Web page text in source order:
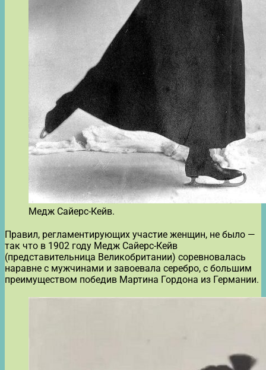
Медж Сайерс-Кейв.
Правил, регламентирующих участие женщин, не было —
так что в 1902 году Медж Сайерс-Кейв
(представительница Великобритании) соревновалась
наравне с мужчинами и завоевала серебро, с большим
преимуществом победив Мартина Гордона из Германии.